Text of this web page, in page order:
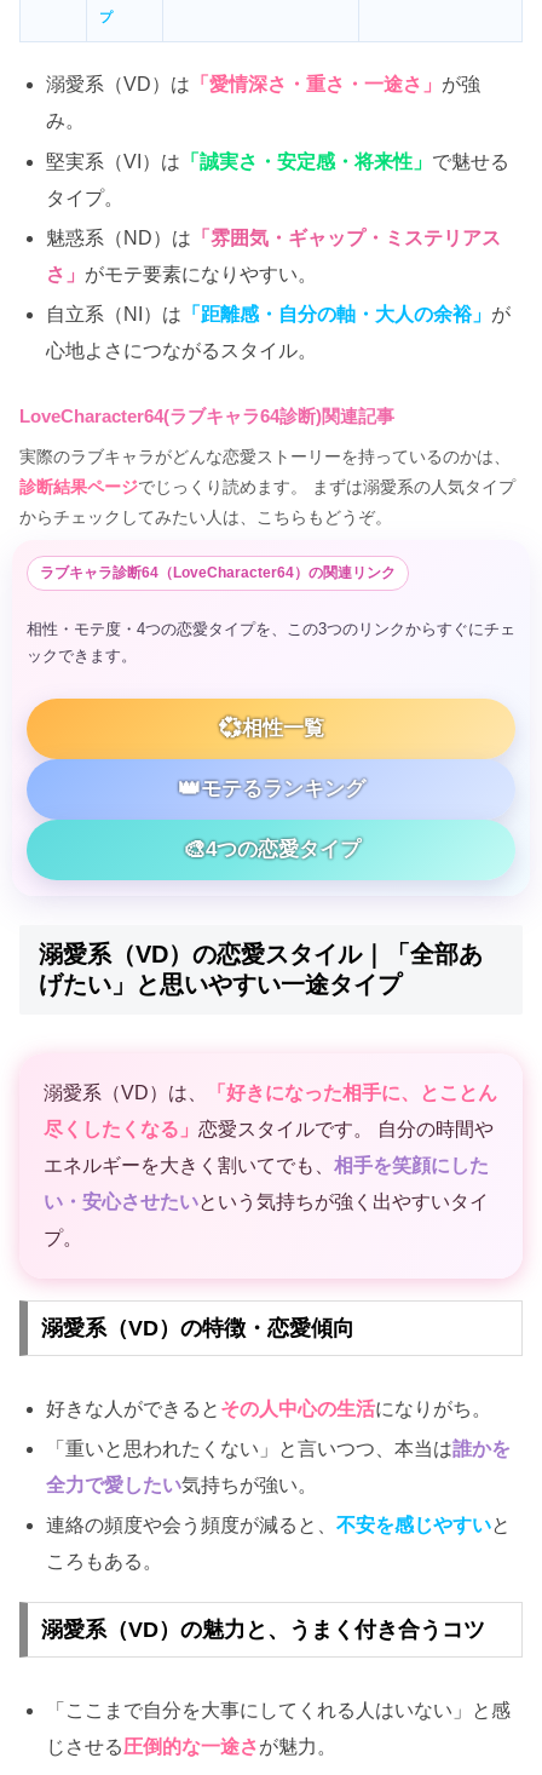
プ
溺愛系（VD）は 「愛情深さ・重さ・一途さ」 が強
み。
堅実系（VI）は 「誠実さ・安定感・将来性」 で魅せる
タイプ。
魅惑系（ND）は 「雰囲気・ギャップ・ミステリアス
さ」 がモテ要素になりやすい。
自立系（NI）は 「距離感・自分の軸・大人の余裕」 が
心地よさにつながるスタイル。
LoveCharacter64(ラブキャラ64診断)関連記事
実際のラブキャラがどんな恋愛ストーリーを持っているのかは、
診断結果ページでじっくり読めます。 まずは溺愛系の人気タイプ
からチェックしてみたい人は、こちらもどうぞ。
ラブキャラ診断64（LoveCharacter64）の関連リンク
相性・モテ度・4つの恋愛タイプを、この3つのリンクからすぐにチェ
ックできます。
💞相性一覧
👑モテるランキング
🎨4つの恋愛タイプ
溺愛系（VD）の恋愛スタイル｜「全部あ
げたい」と思いやすい一途タイプ
溺愛系（VD）は、
「好きになった相手に、とことん
尽くしたくなる」 恋愛スタイルです。 自分の時間や
エネルギーを大きく割いてでも、 相手を笑顔にした
い・安心させたいという気持ちが強く出やすいタイ
プ。
溺愛系（VD）の特徴・恋愛傾向
好きな人ができると その人中心の生活になりがち。
「重いと思われたくない」と言いつつ、本当は誰かを
全力で愛したい気持ちが強い。
連絡の頻度や会う頻度が減ると、不安を感じやすいと
ころもある。
溺愛系（VD）の魅力と、うまく付き合うコツ
「ここまで自分を大事にしてくれる人はいない」と感
じさせる圧倒的な一途さが魅力。